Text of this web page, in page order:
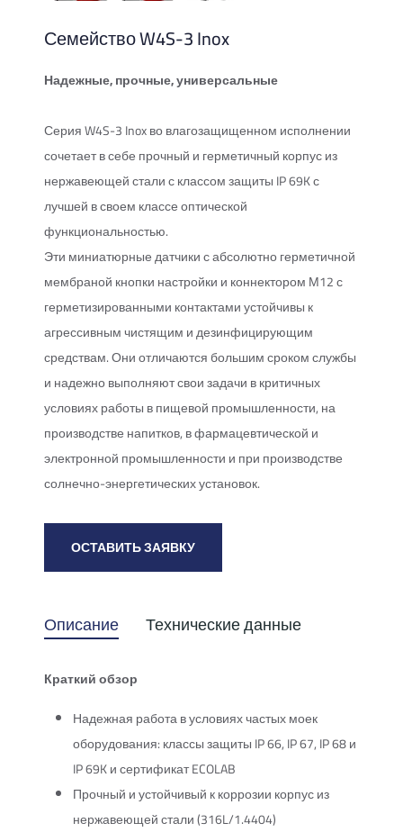
Семейство W4S-3 Inox
Надежные, прочные, универсальные
Серия W4S-3 Inox во влагозащищенном исполнении
сочетает в себе прочный и герметичный корпус из
нержавеющей стали с классом защиты IP 69K с
лучшей в своем классе оптической
функциональностью.
Эти миниатюрные датчики с абсолютно герметичной
мембраной кнопки настройки и коннектором М12 с
герметизированными контактами устойчивы к
агрессивным чистящим и дезинфицирующим
средствам. Они отличаются большим сроком службы
и надежно выполняют свои задачи в критичных
условиях работы в пищевой промышленности, на
производстве напитков, в фармацевтической и
электронной промышленности и при производстве
солнечно-энергетических установок.
ОСТАВИТЬ ЗАЯВКУ
Описание Технические данные
Краткий обзор
Надежная работа в условиях частых моек
оборудования: классы защиты IP 66, IP 67, IP 68 и
IP 69K и сертификат ECOLAB
Прочный и устойчивый к коррозии корпус из
нержавеющей стали (316L/1.4404)